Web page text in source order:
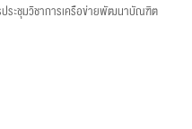
ระชุมวิชาการเครือข่ายพัฒนาบัณฑิต